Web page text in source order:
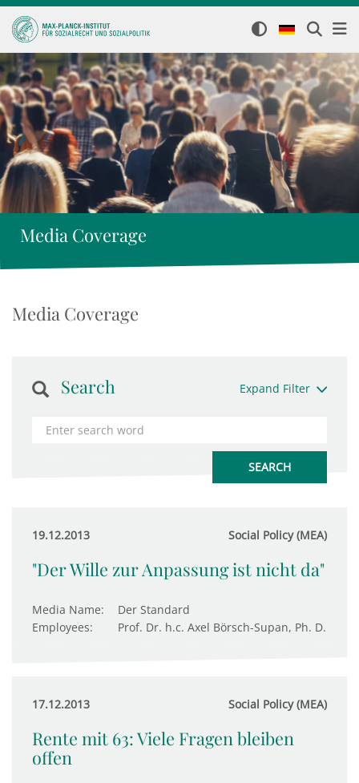
Media Coverage
Media Coverage
Search Expand Filter
19.12.2013 Social Policy (MEA)
"Der Wille zur Anpassung ist nicht da"
Media Name:
Der Standard
Employees:
Prof. Dr. h.c. Axel Börsch-Supan, Ph. D.
17.12.2013 Social Policy (MEA)
Rente mit 63: Viele Fragen bleiben
offen